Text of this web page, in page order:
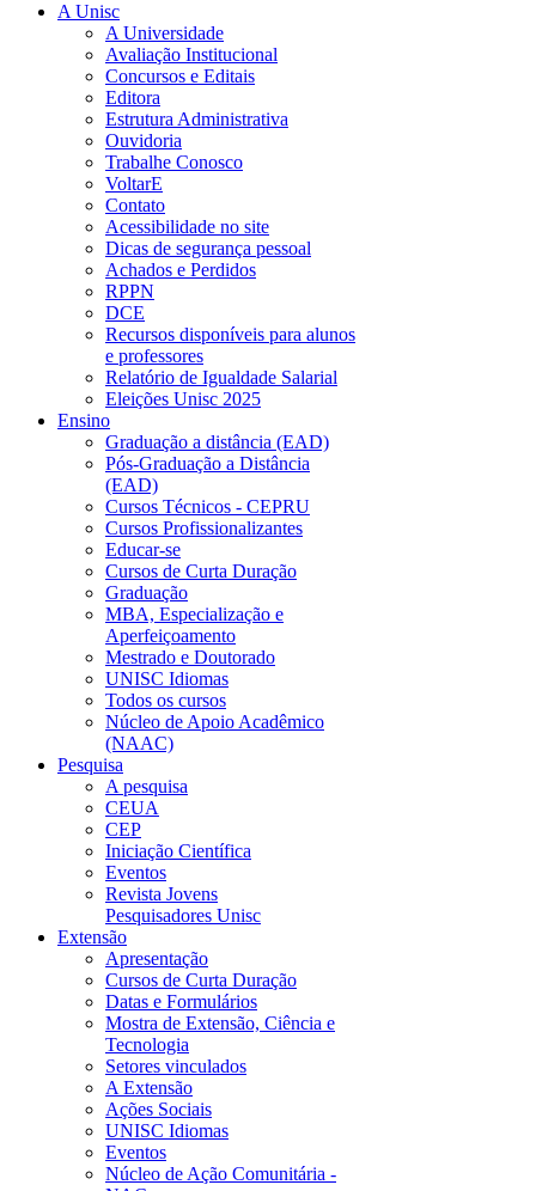
A Unisc
A Universidade
Avaliação Institucional
Concursos e Editais
Editora
Estrutura Administrativa
Ouvidoria
Trabalhe Conosco
VoltarE
Contato
Acessibilidade no site
Dicas de segurança pessoal
Achados e Perdidos
RPPN
DCE
Recursos disponíveis para alunos
e professores
Relatório de Igualdade Salarial
Eleições Unisc 2025
Ensino
Graduação a distância (EAD)
Pós-Graduação a Distância
(EAD)
Cursos Técnicos - CEPRU
Cursos Profissionalizantes
Educar-se
Cursos de Curta Duração
Graduação
MBA, Especialização e
Aperfeiçoamento
Mestrado e Doutorado
UNISC Idiomas
Todos os cursos
Núcleo de Apoio Acadêmico
(NAAC)
Pesquisa
A pesquisa
CEUA
CEP
Iniciação Científica
Eventos
Revista Jovens
Pesquisadores Unisc
Extensão
Apresentação
Cursos de Curta Duração
Datas e Formulários
Mostra de Extensão, Ciência e
Tecnologia
Setores vinculados
A Extensão
Ações Sociais
UNISC Idiomas
Eventos
Núcleo de Ação Comunitária -